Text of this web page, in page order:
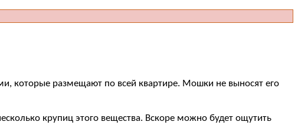
которые размещают по всей квартире. Мошки не выносят его
крупиц этого вещества. Вскоре можно будет ощутить